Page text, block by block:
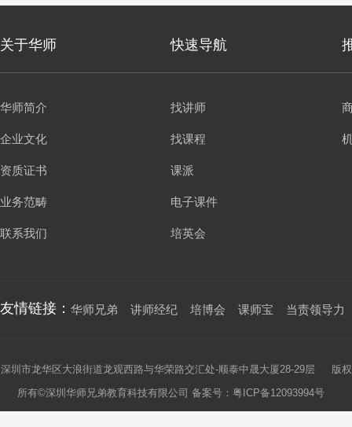
关于华师 快速导航
华师简介
企业文化
资质证书
业务范畴
联系我们
找讲师
找课程
课派
电子课件
培英会
友情链接： 华师兄弟 讲师经纪 培博会 课师宝 当责领导力
深圳市龙华区大浪街道龙观西路与华荣路交汇处-顺泰中晟大厦28-29层 版权
所有©深圳华师兄弟教育科技有限公司 备案号： 粤ICP备12093994号